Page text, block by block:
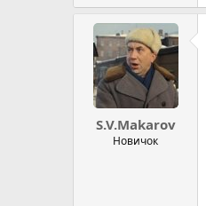
S.V.Makarov
Новичок